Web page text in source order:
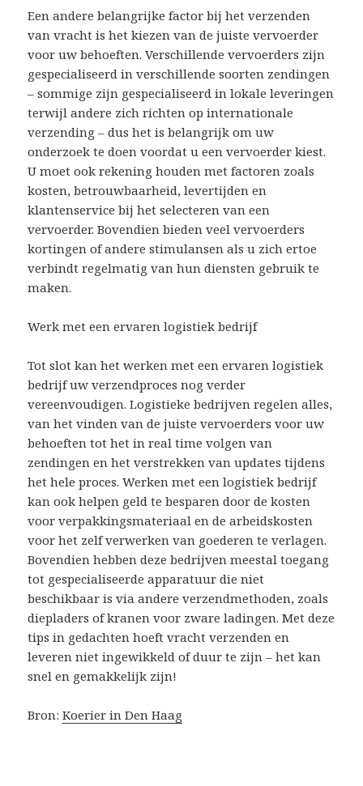
Een andere belangrijke factor bij het verzenden
van vracht is het kiezen van de juiste vervoerder
voor uw behoeften. Verschillende vervoerders zijn
gespecialiseerd in verschillende soorten zendingen
– sommige zijn gespecialiseerd in lokale leveringen
terwijl andere zich richten op internationale
verzending – dus het is belangrijk om uw
onderzoek te doen voordat u een vervoerder kiest.
U moet ook rekening houden met factoren zoals
kosten, betrouwbaarheid, levertijden en
klantenservice bij het selecteren van een
vervoerder. Bovendien bieden veel vervoerders
kortingen of andere stimulansen als u zich ertoe
verbindt regelmatig van hun diensten gebruik te
maken.
Werk met een ervaren logistiek bedrijf
Tot slot kan het werken met een ervaren logistiek
bedrijf uw verzendproces nog verder
vereenvoudigen. Logistieke bedrijven regelen alles,
van het vinden van de juiste vervoerders voor uw
behoeften tot het in real time volgen van
zendingen en het verstrekken van updates tijdens
het hele proces. Werken met een logistiek bedrijf
kan ook helpen geld te besparen door de kosten
voor verpakkingsmateriaal en de arbeidskosten
voor het zelf verwerken van goederen te verlagen.
Bovendien hebben deze bedrijven meestal toegang
tot gespecialiseerde apparatuur die niet
beschikbaar is via andere verzendmethoden, zoals
diepladers of kranen voor zware ladingen. Met deze
tips in gedachten hoeft vracht verzenden en
leveren niet ingewikkeld of duur te zijn – het kan
snel en gemakkelijk zijn!
Bron:Koerier in Den Haag